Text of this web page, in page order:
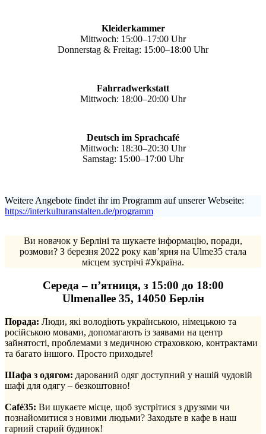
Kleiderkammer
Mittwoch: 15:00–17:00 Uhr
Donnerstag & Freitag: 15:00–18:00 Uhr
Fahrradwerkstatt
Mittwoch: 18:00–20:00 Uhr
Deutsch im Sprachcafé
Mittwoch: 18:30–20:30 Uhr
Samstag: 15:00–17:00 Uhr
Weitere Angebote findet ihr im Programm auf unserer Webseite:
https://interkulturanstalten.de/programm
Ви новачок у Берліні та шукаєте інформацію, поради,
розмови? З березня 2022 року кав’ярня на Ulme35 стала
місцем зустрічі #Україна.
Середа – п’ятниця, з 15:00 до 18:00
Ulmenallee 35, 14050 Берлін
Порада: Люди, які володіють українською, німецькою та
російською мовами, допомагають із заявами на центр
зайнятості, проблемами з медичною страховкою, контрактами
та багато іншого. Просто приходьте!
Шафа з одягом: дарований одяг доступний у нашій чудовій
шафі для одягу – безкоштовно!
Café35: Ви шукаєте місце, щоб зустрітися з друзями чи
познайомитися з новими людьми? Заходьте в кафе в наш
гарний старий будинок!